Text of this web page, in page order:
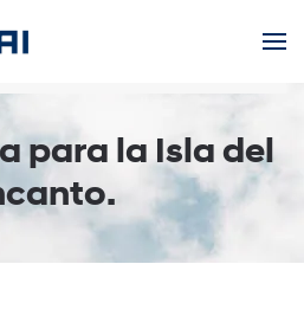
para la Isla del